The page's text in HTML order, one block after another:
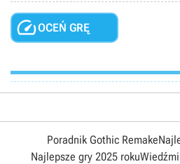
OCEŃ GRĘ
Poradnik Gothic Remake
Najlepsze gry 2025 roku